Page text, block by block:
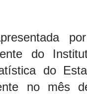
do
do
no mês